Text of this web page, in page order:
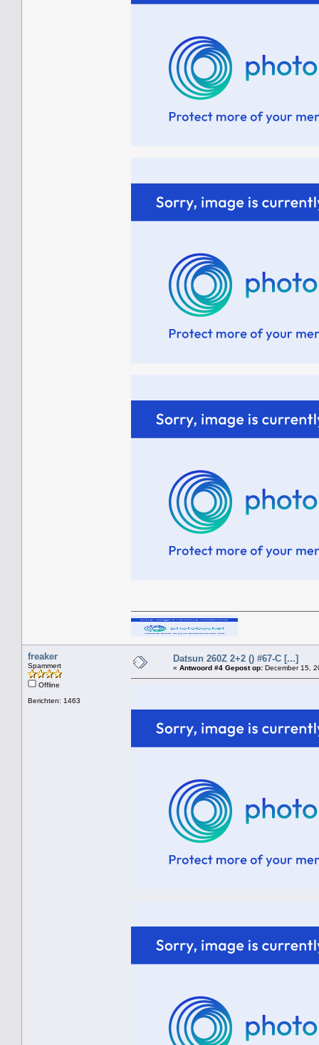
freaker
Spammert
Offline
Berichten: 1463
Datsun 260Z 2+2 () #67-C [...]
« Antwoord #4 Gepost op: December 15,